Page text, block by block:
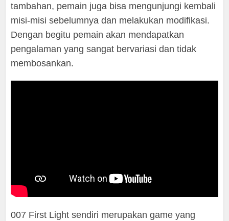
tambahan, pemain juga bisa mengunjungi kembali
misi-misi sebelumnya dan melakukan modifikasi.
Dengan begitu pemain akan mendapatkan
pengalaman yang sangat bervariasi dan tidak
membosankan.
007 First Light sendiri merupakan game yang